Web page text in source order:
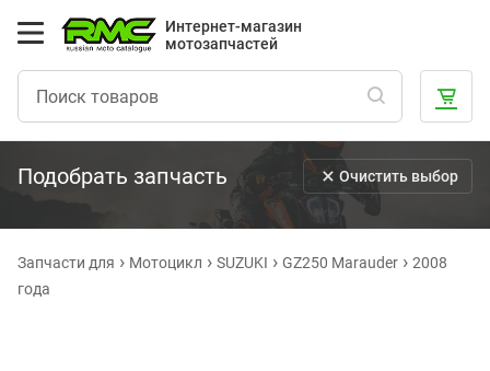
Интернет-магазин
мотозапчастей
Подобрать запчасть Очистить выбор
Запчасти для Мотоцикл SUZUKI GZ250 Marauder
2008
года